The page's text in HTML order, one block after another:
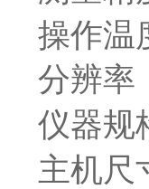
操作温
分辨率
仪器规
主机尺